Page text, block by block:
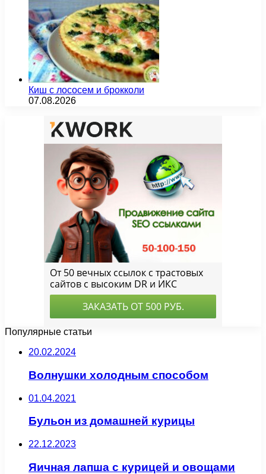
Киш с лососем и брокколи
07.08.2026
Популярные статьи
20.02.2024
Волнушки холодным способом
01.04.2021
Бульон из домашней курицы
22.12.2023
Яичная лапша с курицей и овощами